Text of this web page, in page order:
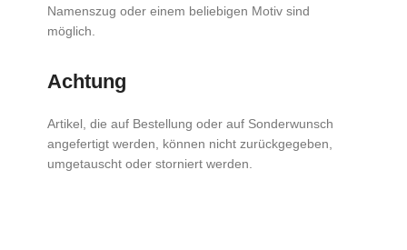
Namenszug oder einem beliebigen Motiv sind
möglich.
Achtung
Artikel, die auf Bestellung oder auf Sonderwunsch
angefertigt werden, können nicht zurückgegeben,
umgetauscht oder storniert werden.